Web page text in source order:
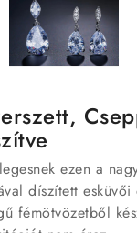
ezen a
díszített esküvői
fémötvözetből